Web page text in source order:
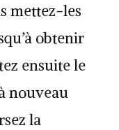
mettez-les
obtenir
ensuite le
nouveau
la